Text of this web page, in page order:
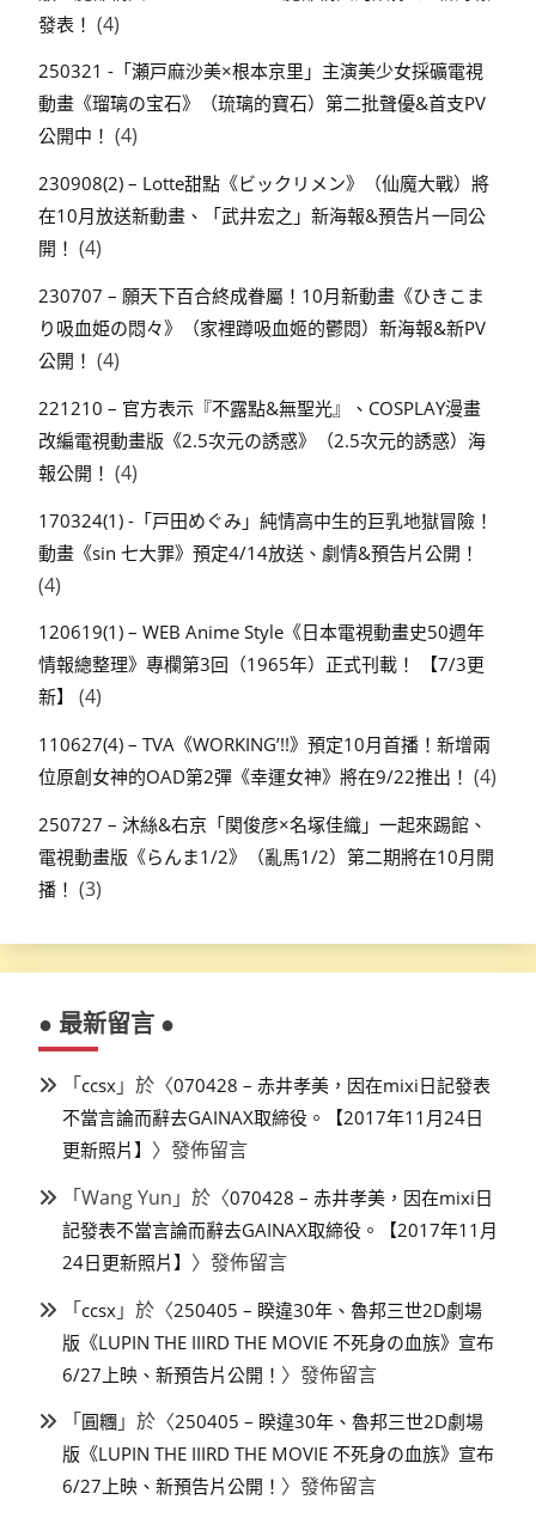
發表！ (4)
250321 -「瀬戸麻沙美×根本京里」主演美少女採礦電視
動畫《瑠璃の宝石》（琉璃的寶石）第二批聲優&首支PV
公開中！ (4)
230908(2) – Lotte甜點《ビックリメン》（仙魔大戰）將
在10月放送新動畫、「武井宏之」新海報&預告片一同公
開！ (4)
230707 – 願天下百合終成眷屬！10月新動畫《ひきこま
り吸血姫の悶々》（家裡蹲吸血姬的鬱悶）新海報&新PV
公開！ (4)
221210 – 官方表示『不露點&無聖光』、COSPLAY漫畫
改編電視動畫版《2.5次元の誘惑》（2.5次元的誘惑）海
報公開！ (4)
170324(1) -「戸田めぐみ」純情高中生的巨乳地獄冒險！
動畫《sin 七大罪》預定4/14放送、劇情&預告片公開！
(4)
120619(1) – WEB Anime Style《日本電視動畫史50週年
情報總整理》專欄第3回（1965年）正式刊載！ 【7/3更
新】
(4)
110627(4) – TVA《WORKING’!!》預定10月首播！新增兩
位原創女神的OAD第2彈《幸運女神》將在9/22推出！ (4)
250727 – 沐絲&右京「関俊彦×名塚佳織」一起來踢館、
電視動畫版《らんま1/2》（亂馬1/2）第二期將在10月開
播！ (3)
● 最新留言 ●
「ccsx 」於〈070428 – 赤井孝美，因在mixi日記發表
不當言論而辭去GAINAX取締役。【2017年11月24日
更新照片】 〉發佈留言
「Wang Yun 」於〈070428 – 赤井孝美，因在mixi日
記發表不當言論而辭去GAINAX取締役。【2017年11月
24日更新照片】 〉發佈留言
「ccsx 」於〈250405 – 睽違30年、魯邦三世2D劇場
版《LUPIN THE IIIRD THE MOVIE 不死身の血族》宣布
6/27上映、新預告片公開！ 〉發佈留言
「圓糰 」於〈250405 – 睽違30年、魯邦三世2D劇場
版《LUPIN THE IIIRD THE MOVIE 不死身の血族》宣布
6/27上映、新預告片公開！ 〉發佈留言